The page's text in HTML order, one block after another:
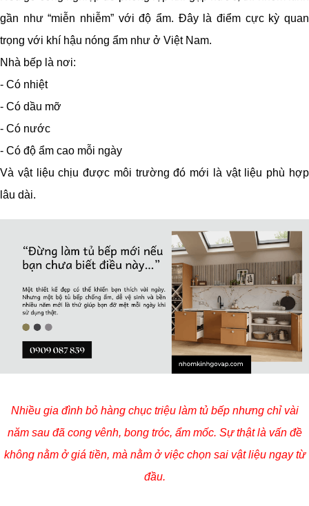
gần như “miễn nhiễm” với độ ẩm. Đây là điểm cực kỳ quan
trọng với khí hậu nóng ẩm như ở Việt Nam.
Nhà bếp là nơi:
- Có nhiệt
- Có dầu mỡ
- Có nước
- Có độ ẩm cao mỗi ngày
Và vật liệu chịu được môi trường đó mới là vật liệu phù hợp
lâu dài.
Nhiều gia đình bỏ hàng chục triệu làm tủ bếp nhưng chỉ vài
năm sau đã cong vênh, bong tróc, ẩm mốc. Sự thật là vấn đề
không nằm ở giá tiền, mà nằm ở việc chọn sai vật liệu ngay từ
đầu.